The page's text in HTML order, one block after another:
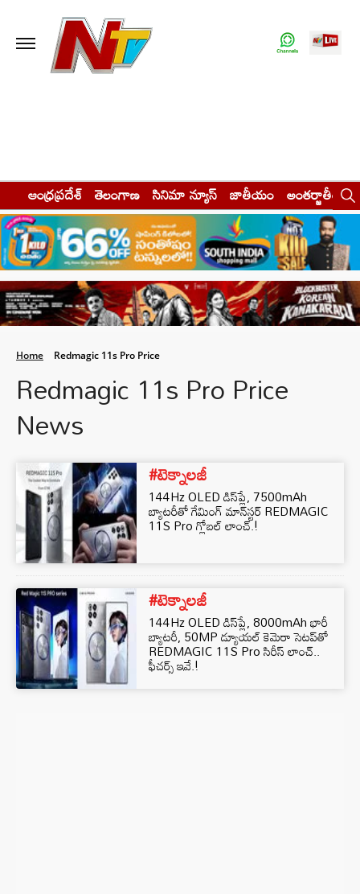
ఆంధ్రప్రదేశ్ తెలంగాణ సినిమా న్యూస్ జాతీయం అంతర్జాతీయం
Home Redmagic 11s Pro Price
Redmagic 11s Pro Price
News
#టెక్నాలజీ
144Hz OLED డిస్‌ప్లే, 7500mAh
బ్యాటరీతో గేమింగ్ మాన్‌స్టర్ REDMAGIC
11S Pro గ్లోబల్ లాంచ్.!
#టెక్నాలజీ
144Hz OLED డిస్‌ప్లే, 8000mAh భారీ
బ్యాటరీ, 50MP డ్యూయల్ కెమెరా సెటప్‌తో
REDMAGIC 11S Pro సిరీస్ లాంచ్..
ఫీచర్స్ ఇవే.!